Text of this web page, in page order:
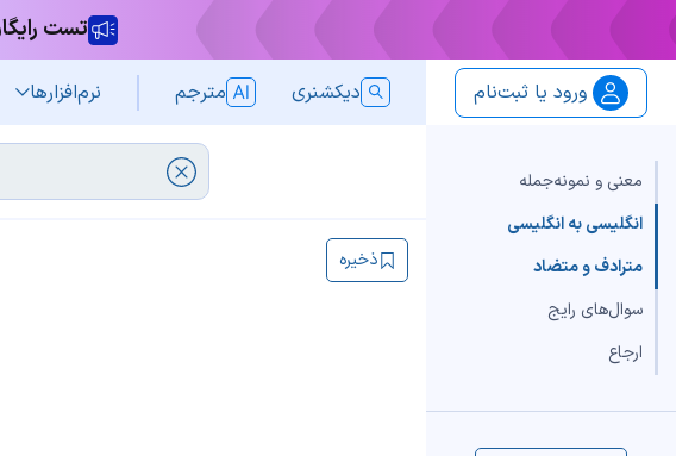
تست
ورود یا ثبت‌نام دیکشنری مترجم نرم‌افزار‌ها
معنی و نمونه‌جمله
انگلیسی به انگلیسی
مترادف و متضاد
سوال‌های رایج
ارجاع
ذخیره